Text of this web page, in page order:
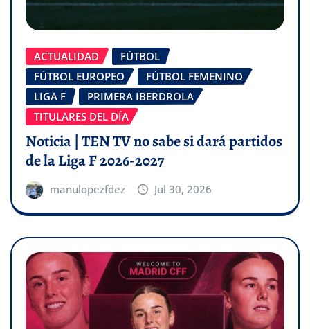
ACTUALIDAD
FÚTBOL
FÚTBOL EUROPEO
FÚTBOL FEMENINO
LIGA F
PRIMERA IBERDROLA
TITULARES DEL DÍA
Noticia | TEN TV no sabe si dará partidos
de la Liga F 2026-2027
manulopezfdez Jul 30, 2026